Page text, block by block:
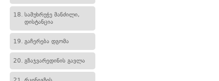
18. სამუხრუჭე მანძილი,
დისტანცია
19. გაჩერება დგომა
20. გზაჯვარედინის გავლა